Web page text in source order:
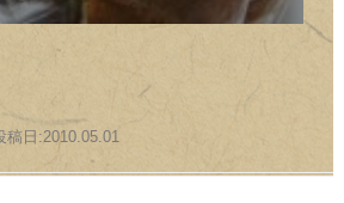
日:2010.05.01